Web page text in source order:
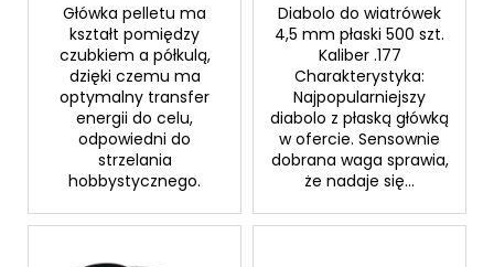
Główka pelletu ma
kształt pomiędzy
czubkiem a półkulą,
dzięki czemu ma
optymalny transfer
energii do celu,
odpowiedni do
strzelania
hobbystycznego.
Diabolo do wiatrówek
4,5 mm płaski 500 szt.
Kaliber .177
Charakterystyka:
Najpopularniejszy
diabolo z płaską główką
w ofercie. Sensownie
dobrana waga sprawia,
że nadaje się...